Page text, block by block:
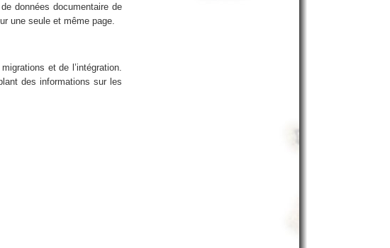
données documentaire de
une seule et même page.
et de l’intégration.
des informations sur les